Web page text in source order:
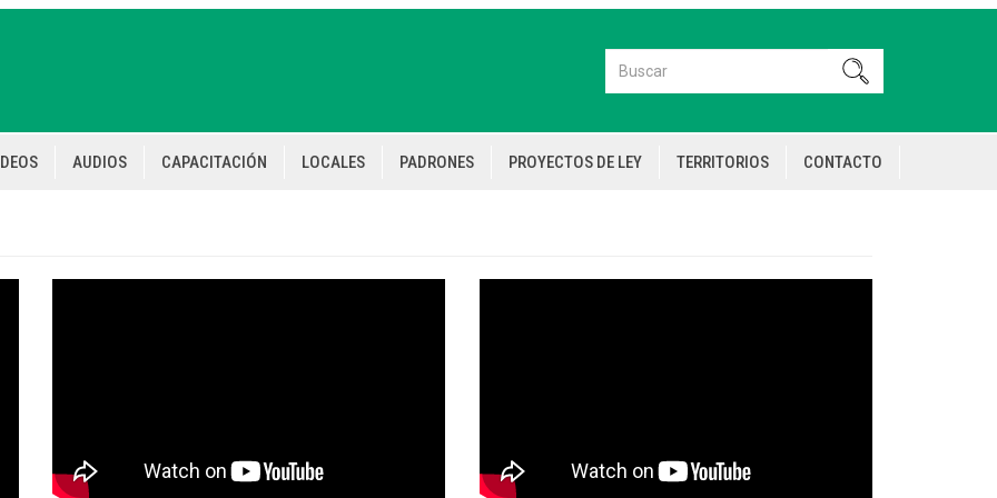
Buscar
AUDIOS CAPACITACIÓN LOCALES PADRONES PROYECTOS DE LEY TERRITORIOS CONTACTO